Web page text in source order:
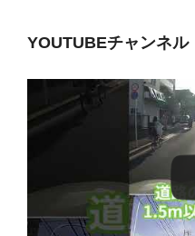
YOUTUBEチャンネル